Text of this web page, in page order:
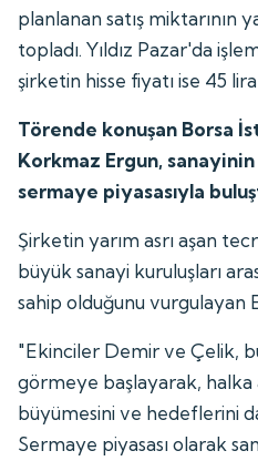
planlanan satış miktarının
topladı. Yıldız Pazar'da
şirketin hisse fiyatı ise 45
Törende konuşan Borsa
Korkmaz Ergun,
sermaye piyasasıyla
Şirketin yarım asrı aşan
büyük sanayi kuruluşları
sahip olduğunu vurgulayan
"Ekinciler Demir ve Çelik,
görmeye başlayarak,
büyümesini ve hedeflerini
Sermaye piyasası olarak